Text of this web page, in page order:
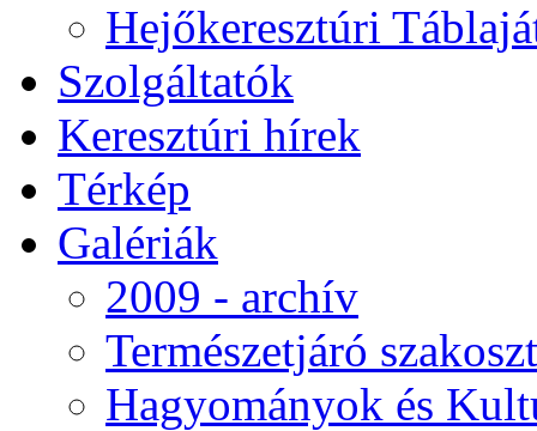
Hejőkeresztúri
Szolgáltatók
Keresztúri hírek
Térkép
Galériák
2009 - archív
Természetjáró
Hagyományok és